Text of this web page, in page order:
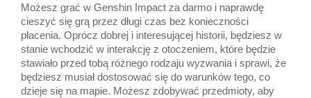
Możesz grać w Genshin Impact za darmo i naprawdę
cieszyć się grą przez długi czas bez konieczności
płacenia. Oprócz dobrej i interesującej historii, będziesz w
stanie wchodzić w interakcję z otoczeniem, które będzie
stawiało przed tobą różnego rodzaju wyzwania i sprawi, że
będziesz musiał dostosować się do warunków tego, co
dzieje się na mapie. Możesz zdobywać przedmioty, aby